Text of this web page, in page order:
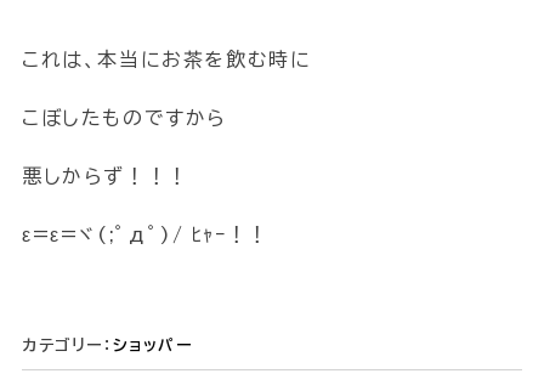
これは、本当にお茶を飲む時に
こぼしたものですから
悪しからず！！！
ε=ε=ヾ(;ﾟдﾟ)/ ﾋｬｰ！！
カテゴリー： ショッパー